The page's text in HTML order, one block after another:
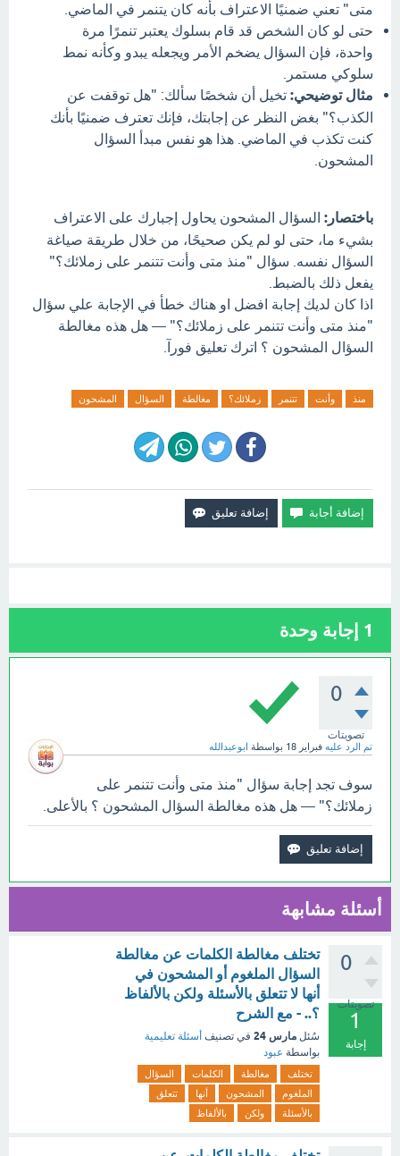
متى" تعني ضمنيًا الاعتراف بأنه كان يتنمر في الماضي.
حتى لو كان الشخص قد قام بسلوك يعتبر تنمرًا مرة
واحدة، فإن السؤال يضخم الأمر ويجعله يبدو وكأنه نمط
سلوكي مستمر.
مثال توضيحي: تخيل أن شخصًا سألك: "هل توقفت عن
الكذب؟" بغض النظر عن إجابتك، فإنك تعترف ضمنيًا بأنك
كنت تكذب في الماضي. هذا هو نفس مبدأ السؤال
المشحون.
باختصار: السؤال المشحون يحاول إجبارك على الاعتراف
بشيء ما، حتى لو لم يكن صحيحًا، من خلال طريقة صياغة
السؤال نفسه. سؤال "منذ متى وأنت تتنمر على زملائك؟"
يفعل ذلك بالضبط.
اذا كان لديك إجابة افضل او هناك خطأ في الإجابة علي سؤال
"منذ متى وأنت تتنمر على زملائك؟" — هل هذه مغالطة
السؤال المشحون ؟ اترك تعليق فورآ.
منذ وأنت تتنمر زملائك؟ مغالطة السؤال المشحون
1 إجابة وحدة
0
تصويتات
تم الرد عليه فبراير 18 بواسطة ابوعبدالله
سوف تجد إجابة سؤال "منذ متى وأنت تتنمر على
زملائك؟" — هل هذه مغالطة السؤال المشحون ؟ بالأعلى.
أسئلة مشابهة
0
تصويتات
1
إجابة
تختلف مغالطة الكلمات عن مغالطة
السؤال الملغوم أو المشحون في
أنها لا تتعلق بالأسئلة ولكن بالألفاظ
؟.. - مع الشرح
سُئل مارس 24 في تصنيف أسئلة تعليمية
بواسطة عبود
تختلف مغالطة الكلمات
السؤال
الملغوم
المشحون أنها
تتعلق
بالأسئلة
ولكن بالألفاظ